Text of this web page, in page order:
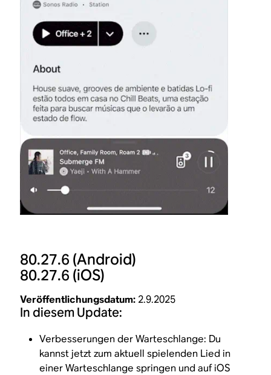
80.27.6 (Android)
80.27.6 (iOS)
Veröffentlichungsdatum: 2.9.2025
In diesem Update:
Verbesserungen der Warteschlange: Du
kannst jetzt zum aktuell spielenden Lied in
einer Warteschlange springen und auf iOS